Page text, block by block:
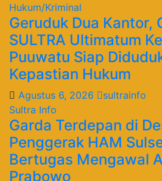
Hukum/Kriminal
Geruduk Dua Kantor,
SULTRA Ultimatum
Puuwatu Siap
Kepastian Hukum
Agustus 6, 2026
sultrainfo
Sultra Info
Garda Terdepan di
Penggerak HAM
Bertugas Mengawal
Prabowo